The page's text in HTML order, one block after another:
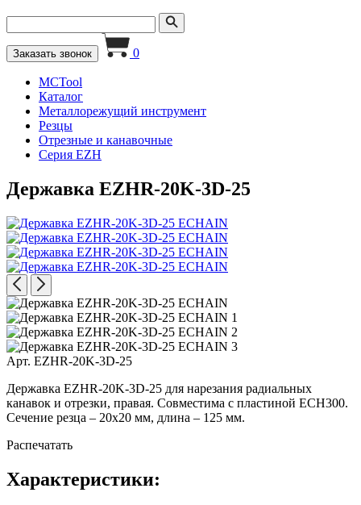
Заказать звонок 0
MCTool
Каталог
Металлорежущий инструмент
Резцы
Отрезные и канавочные
Серия EZH
Державка EZHR-20K-3D-25
Арт. EZHR-20K-3D-25
Державка EZHR-20K-3D-25 для нарезания радиальных
канавок и отрезки, правая. Совместима с пластиной ECH300.
Сечение резца – 20x20 мм, длина – 125 мм.
Распечатать
Характеристики: